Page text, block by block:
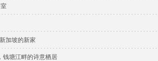
加坡的新家
钱塘江畔的诗意栖居